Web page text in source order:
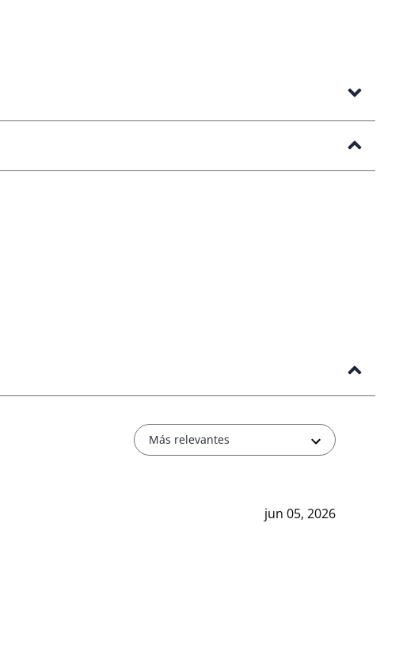
Más relevantes
jun 05, 2026